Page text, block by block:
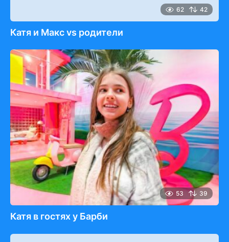
62 42
Катя и Макс vs родители
53 39
Катя в гостях у Барби